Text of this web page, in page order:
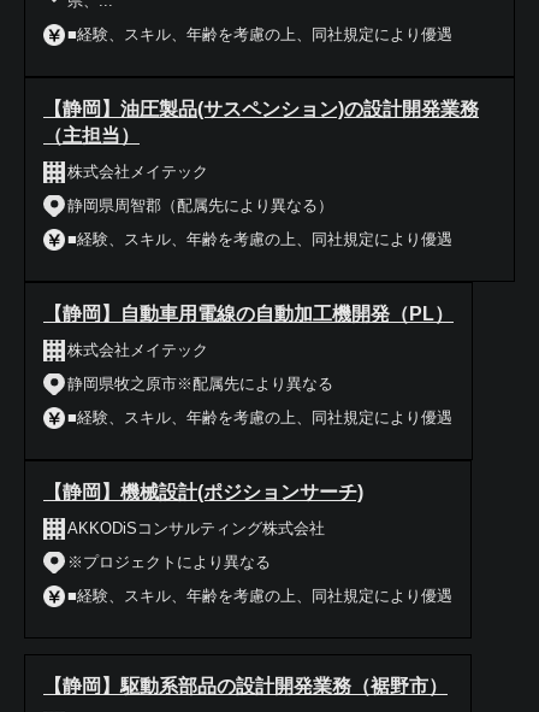
■経験、スキル、年齢を考慮の上、同社規定により優遇
【静岡】油圧製品(サスペンション)の設計開発業務
（主担当）
株式会社メイテック
静岡県周智郡（配属先により異なる）
■経験、スキル、年齢を考慮の上、同社規定により優遇
【静岡】自動車用電線の自動加工機開発（PL）
株式会社メイテック
静岡県牧之原市※配属先により異なる
■経験、スキル、年齢を考慮の上、同社規定により優遇
【静岡】機械設計(ポジションサーチ)
AKKODiSコンサルティング株式会社
※プロジェクトにより異なる
■経験、スキル、年齢を考慮の上、同社規定により優遇
【静岡】駆動系部品の設計開発業務（裾野市）